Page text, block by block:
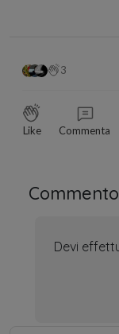
3
Like Commenta
Devi